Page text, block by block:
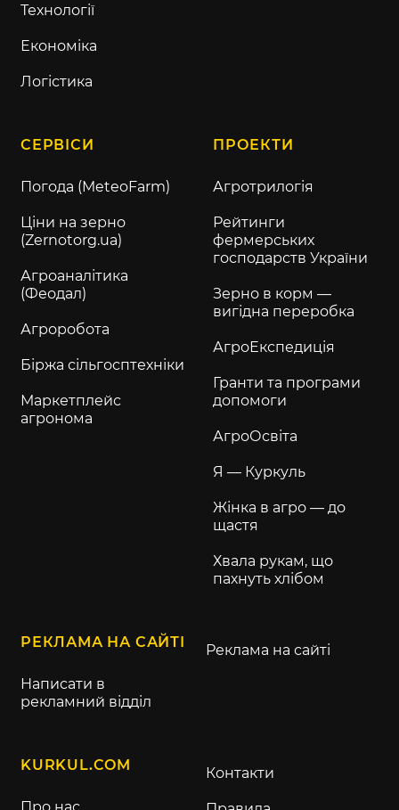
Технології
Економіка
Логістика
СЕРВІСИ
Погода (MeteoFarm)
Ціни на зерно
(Zernotorg.ua)
Агроаналітика
(Феодал)
Агроробота
Біржа сільгосптехніки
Маркетплейс
агронома
ПРОЕКТИ
Агротрилогія
Рейтинги
фермерських
господарств України
Зерно в корм —
вигідна переробка
АгроЕкспедиція
Гранти та програми
допомоги
АгроОсвіта
Я — Куркуль
Жінка в агро — до
щастя
Хвала рукам, що
пахнуть хлібом
РЕКЛАМА НА САЙТІ
Написати в
рекламний відділ
Реклама на сайті
KURKUL.COM
Про нас
Контакти